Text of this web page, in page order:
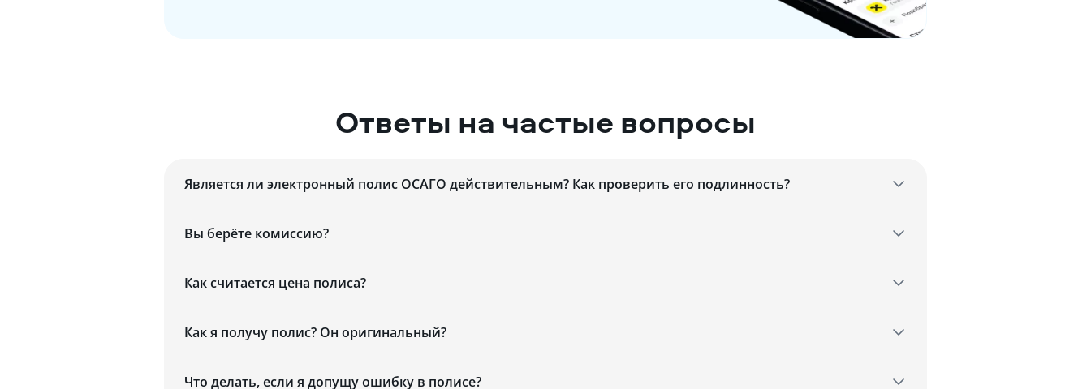
Ответы на частые вопросы
Является ли электронный полис ОСАГО действительным? Как проверить его подлинность?
Вы берёте комиссию?
Как считается цена полиса?
Как я получу полис? Он оригинальный?
Что делать, если я допущу ошибку в полисе?